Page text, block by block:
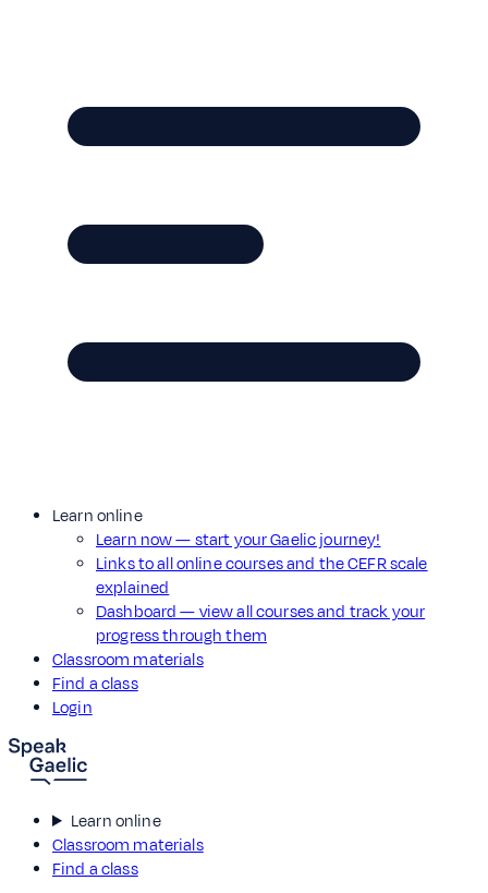
Learn online
Learn now — start your Gaelic journey!
Links to all online courses and the CEFR scale
explained
Dashboard — view all courses and track your
progress through them
Classroom materials
Find a class
Login
Learn online
Classroom materials
Find a class